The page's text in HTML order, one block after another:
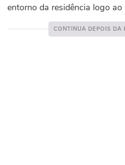
entorno da residência logo ao